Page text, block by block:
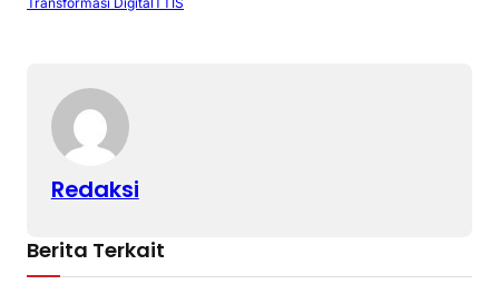
n
o
Redaksi
Berita Terkait